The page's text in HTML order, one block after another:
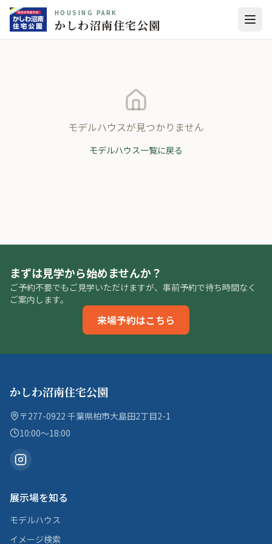
HOUSING PARK
かしわ沼南住宅公園
モデルハウスが見つかりません
モデルハウス一覧に戻る
まずは見学から始めませんか？
ご予約不要でもご見学いただけますが、事前予約で待ち時間なく
ご案内します。
来場予約はこちら
かしわ沼南住宅公園
〒277-0922 千葉県柏市大島田2丁目2-1
10:00〜18:00
展示場を知る
モデルハウス
イメージ検索